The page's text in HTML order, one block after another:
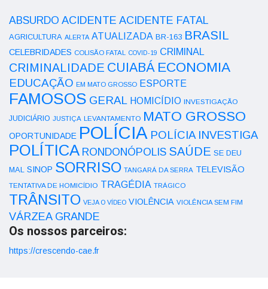
ABSURDO ACIDENTE ACIDENTE FATAL
AGRICULTURA ALERTA ATUALIZADA BR-163 BRASIL
CELEBRIDADES COLISÃO FATAL COVID-19 CRIMINAL
CRIMINALIDADE CUIABÁ ECONOMIA
EDUCAÇÃO EM MATO GROSSO ESPORTE
FAMOSOS GERAL HOMICÍDIO INVESTIGAÇÃO
JUDICIÁRIO JUSTIÇA LEVANTAMENTO MATO GROSSO
OPORTUNIDADE POLÍCIA POLÍCIA INVESTIGA
POLÍTICA RONDONÓPOLIS SAÚDE SE DEU
MAL SINOP SORRISO TANGARÁ DA SERRA TELEVISÃO
TENTATIVA DE HOMICÍDIO TRAGÉDIA TRÁGICO
TRÂNSITO VEJA O VÍDEO VIOLÊNCIA VIOLÊNCIA SEM FIM
VÁRZEA GRANDE
Os nossos parceiros:
https://crescendo-cae.fr